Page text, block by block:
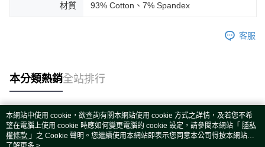
材質 93% Cotton、7% Spandex
客服
本分類熱銷全站排行
熱門標籤
本網站中使用 cookie，欲查詢有關本網站使用 cookie 方式之詳情，及若您不希
望在電腦上使用 cookie 時應如何變更電腦的 cookie 設定，請參閱本網站「 隱私
權條款 」之 Cookie 聲明。您繼續使用本網站即表示您同意本公司得按本網站使